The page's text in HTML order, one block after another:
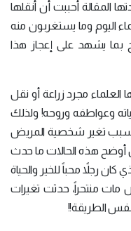
المقالة أحببت أن أنقلها
اليوم وما يستغربون منه
بما يشهد على إعجاز هذا
العلماء مجرد زراعة أو نقل
وعواطفه وروحه! ولذلك
بسبب تغير شخصية المريض
أوضح هذه الحالات ما حدث
رجلاً محباً للخير والحياة
منتحراً، حدثت تغيرات
الطريقة!!